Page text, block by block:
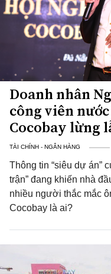
Doanh nhân
công viên
Cocobay lừng
TÀI CHÍNH - NGÂN HÀNG
Thông tin “siêu dự án”
trận” đang khiến nhà
nhiều người thắc mắc
Cocobay là ai?